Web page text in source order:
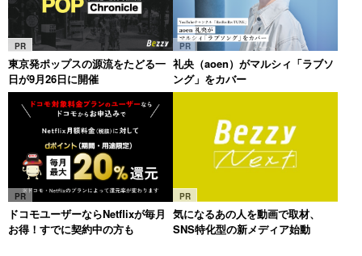
PR
東京発ポップスの源流をたどる一
日が9月26日に開催
PR
礼央（aoen）がマルシィ「ラブソ
ング」をカバー
PR
ドコモユーザーならNetflixが毎月
お得！すでに契約中の方も
PR
気になるあの人を動画で取材、
SNS特化型の新メディア始動